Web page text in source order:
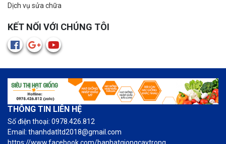
Dịch vụ sửa chữa
KẾT NỐI VỚI CHÚNG TÔI
THÔNG TIN LIÊN HỆ
Số điện thoại: 0978.426.812
Email: thanhdatltd2018@gmail.com